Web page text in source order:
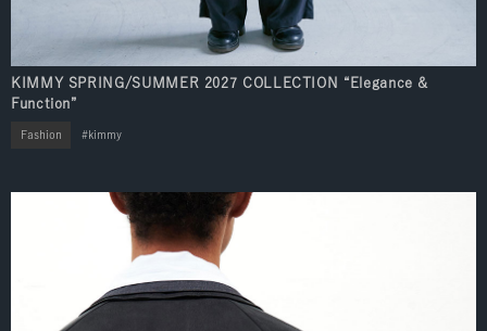
KIMMY SPRING/SUMMER 2027 COLLECTION “Elegance &
Function”
Fashion kimmy